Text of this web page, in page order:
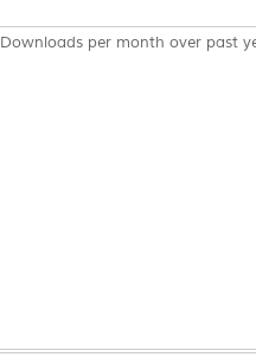
Downloads per month over past